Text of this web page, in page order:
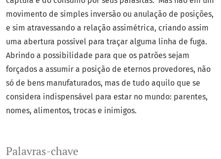
Palavras-chave
movimento de simples inversão ou anulação de posições,
e sim atravessando a relação assimétrica, criando assim
uma abertura possível para traçar alguma linha de fuga.
Abrindo a possibilidade para que os patrões sejam
forçados a assumir a posição de eternos provedores, não
só de bens manufaturados, mas de tudo aquilo que se
considera indispensável para estar no mundo: parentes,
nomes, alimentos, trocas e inimigos.